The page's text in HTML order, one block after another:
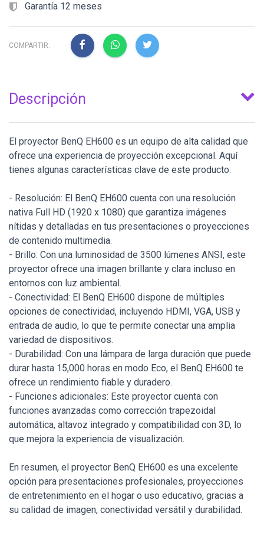
Garantía 12 meses
COMPARTIR:
Descripción
El proyector BenQ EH600 es un equipo de alta calidad que
ofrece una experiencia de proyección excepcional. Aquí
tienes algunas características clave de este producto:
- Resolución: El BenQ EH600 cuenta con una resolución
nativa Full HD (1920 x 1080) que garantiza imágenes
nítidas y detalladas en tus presentaciones o proyecciones
de contenido multimedia.
- Brillo: Con una luminosidad de 3500 lúmenes ANSI, este
proyector ofrece una imagen brillante y clara incluso en
entornos con luz ambiental.
- Conectividad: El BenQ EH600 dispone de múltiples
opciones de conectividad, incluyendo HDMI, VGA, USB y
entrada de audio, lo que te permite conectar una amplia
variedad de dispositivos.
- Durabilidad: Con una lámpara de larga duración que puede
durar hasta 15,000 horas en modo Eco, el BenQ EH600 te
ofrece un rendimiento fiable y duradero.
- Funciones adicionales: Este proyector cuenta con
funciones avanzadas como corrección trapezoidal
automática, altavoz integrado y compatibilidad con 3D, lo
que mejora la experiencia de visualización.
En resumen, el proyector BenQ EH600 es una excelente
opción para presentaciones profesionales, proyecciones
de entretenimiento en el hogar o uso educativo, gracias a
su calidad de imagen, conectividad versátil y durabilidad.